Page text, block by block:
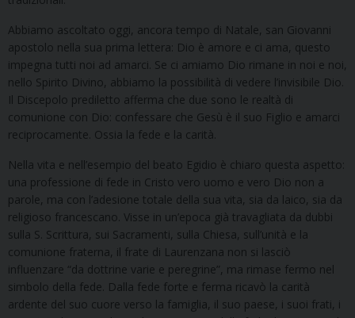
Abbiamo ascoltato oggi, ancora tempo di Natale, san Giovanni
apostolo nella sua prima lettera: Dio è amore e ci ama, questo
impegna tutti noi ad amarci. Se ci amiamo Dio rimane in noi e noi,
nello Spirito Divino, abbiamo la possibilità di vedere l’invisibile Dio.
Il Discepolo prediletto afferma che due sono le realtà di
comunione con Dio: confessare che Gesù è il suo Figlio e amarci
reciprocamente. Ossia la fede e la carità.
Nella vita e nell’esempio del beato Egidio è chiaro questa aspetto:
una professione di fede in Cristo vero uomo e vero Dio non a
parole, ma con l’adesione totale della sua vita, sia da laico, sia da
religioso francescano. Visse in un’epoca già travagliata da dubbi
sulla S. Scrittura, sui Sacramenti, sulla Chiesa, sull’unità e la
comunione fraterna, il frate di Laurenzana non si lasciò
influenzare “da dottrine varie e peregrine”, ma rimase fermo nel
simbolo della fede. Dalla fede forte e ferma ricavò la carità
ardente del suo cuore verso la famiglia, il suo paese, i suoi frati, i